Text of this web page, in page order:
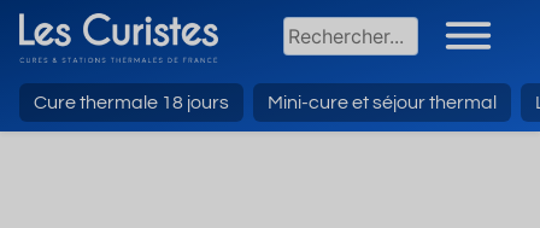
Cure thermale 18 jours Mini-cure et séjour thermal